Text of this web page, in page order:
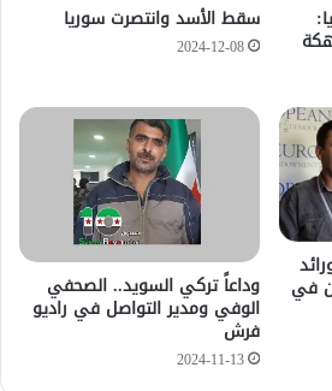
سقط الأسد وانتصرت سوريا
2024-12-08
في وداعاً تركي السويد.. الصحفي
الوفي ومدير التواصل في راديو
فرش
2024-11-13